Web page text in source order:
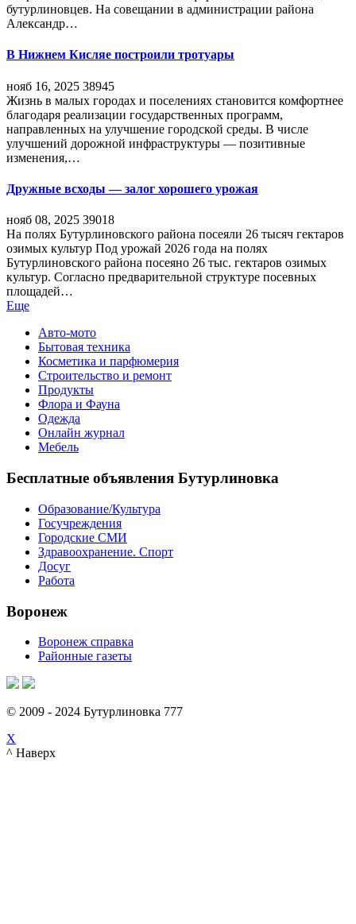
бутурлиновцев. На совещании в администрации района
Александр…
В Нижнем Кисляе построили тротуары
нояб 16, 2025 38945
Жизнь в малых городах и поселениях становится комфортнее
благодаря реализации государственных программ,
направленных на улучшение городской среды. В числе
улучшений дорожной инфраструктуры — позитивные
изменения,…
Дружные всходы — залог хорошего урожая
нояб 08, 2025 39018
На полях Бутурлиновского района посеяли 26 тысяч гектаров
озимых культур Под урожай 2026 года на полях
Бутурлиновского района посеяно 26 тыс. гектаров озимых
культур. Согласно предварительной структуре посевных
площадей…
Еще
Авто-мото
Бытовая техника
Косметика и парфюмерия
Строительство и ремонт
Продукты
Флора и Фауна
Одежда
Онлайн журнал
Мебель
Бесплатные объявления Бутурлиновка
Образование/Культура
Госучреждения
Городские СМИ
Здравоохранение. Спорт
Досуг
Работа
Воронеж
Воронеж справка
Районные газеты
© 2009 - 2024 Бутурлиновка 777
X
^ Наверх